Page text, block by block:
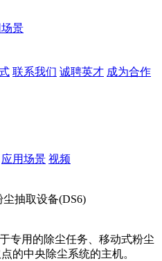
景
联系我们 诚聘英才 成为合作
应用场景 视频
尘抽取设备(DS6)
专用的除尘任务、移动式粉尘
的中央除尘系统的主机。